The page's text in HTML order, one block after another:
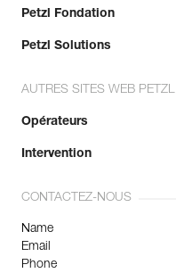
Petzl Fondation
Petzl Solutions
AUTRES SITES WEB PETZL
Opérateurs
Intervention
CONTACTEZ-NOUS
Name
Email
Phone